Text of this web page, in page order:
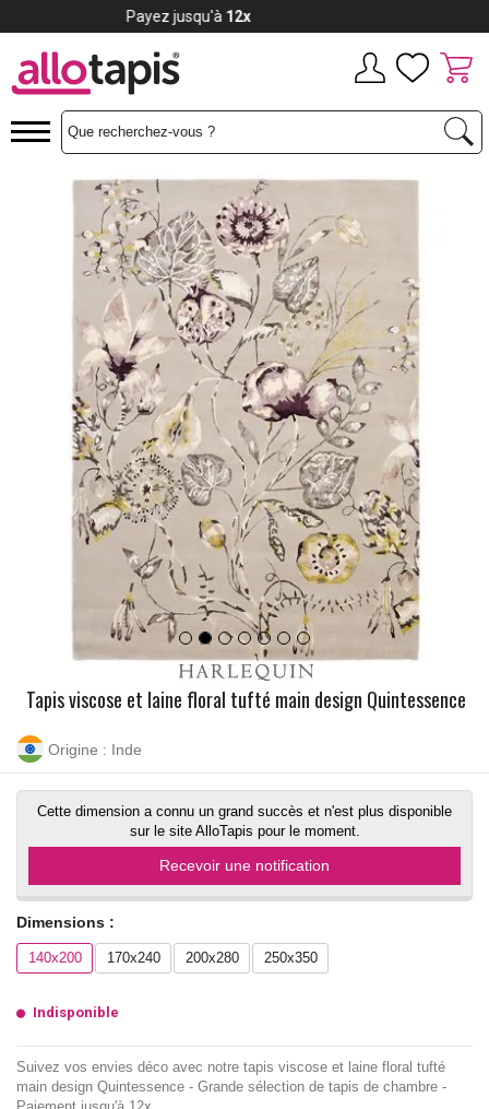
Tapis viscose et laine floral tufté main design Quintessence
Origine : Inde
Cette dimension a connu un grand succès et n'est plus disponible
sur le site AlloTapis pour le moment.
Recevoir une notification
Dimensions :
140x200 170x240 200x280 250x350
Indisponible
Suivez vos envies déco avec notre tapis viscose et laine floral tufté
main design Quintessence - Grande sélection de tapis de chambre -
Payez jusqu'à